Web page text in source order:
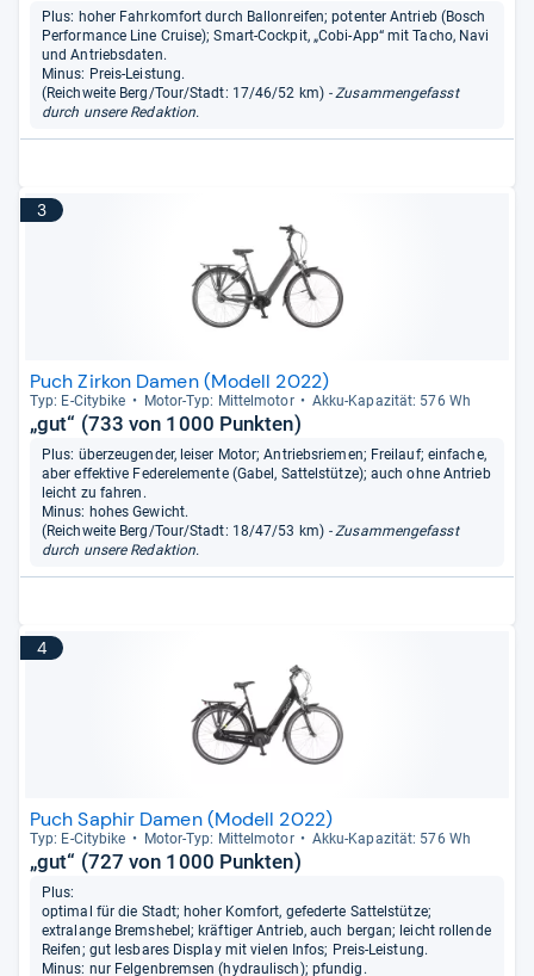
Plus: hoher Fahrkomfort durch Ballonreifen; potenter Antrieb (Bosch
Performance Line Cruise); Smart-Cockpit, „Cobi-App“ mit Tacho, Navi
und Antriebsdaten.
Minus: Preis-Leistung.
(Reichweite Berg/Tour/Stadt: 17/46/52 km)- Zusammengefasst
durch unsere Redaktion.
3
Puch Zirkon Damen (Modell 2022)
Typ: E-​City­bike Motor-​Typ: Mit­tel­mo­tor Akku-​Kapa­zi­tät: 576 Wh
„gut“ (733 von 1000 Punkten)
Plus: überzeugender, leiser Motor; Antriebsriemen; Freilauf; einfache,
aber effektive Federelemente (Gabel, Sattelstütze); auch ohne Antrieb
leicht zu fahren.
Minus: hohes Gewicht.
(Reichweite Berg/Tour/Stadt: 18/47/53 km)- Zusammengefasst
durch unsere Redaktion.
4
Puch Saphir Damen (Modell 2022)
Typ: E-​City­bike Motor-​Typ: Mit­tel­mo­tor Akku-​Kapa­zi­tät: 576 Wh
„gut“ (727 von 1000 Punkten)
Plus:
optimal für die Stadt; hoher Komfort, gefederte Sattelstütze;
extralange Bremshebel; kräftiger Antrieb, auch bergan; leicht rollende
Reifen; gut lesbares Display mit vielen Infos; Preis-Leistung.
Minus: nur Felgenbremsen (hydraulisch); pfundig.